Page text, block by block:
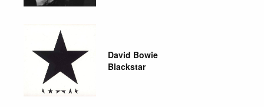
David Bowie
Blackstar